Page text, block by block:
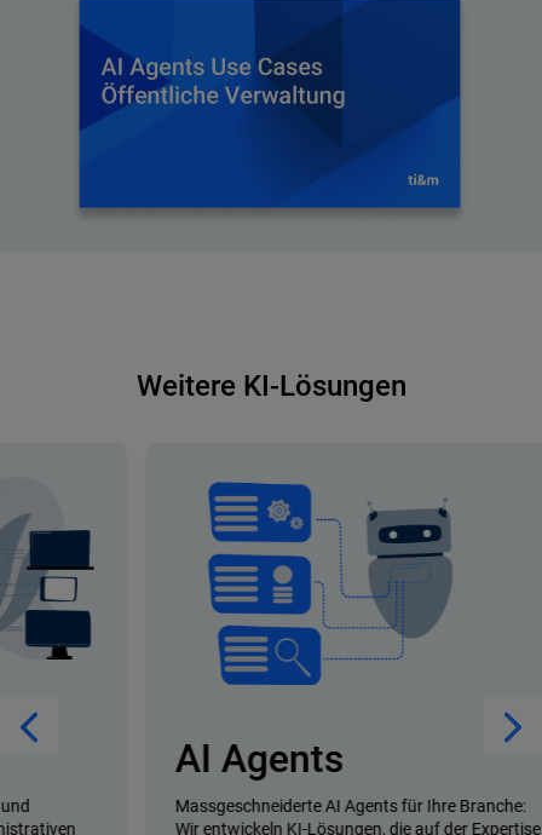
Weitere KI-Lösungen
AI Agents
Massgeschneiderte AI Agents für Ihre Branche:
Wir entwickeln KI-Lösungen, die auf der Expertise